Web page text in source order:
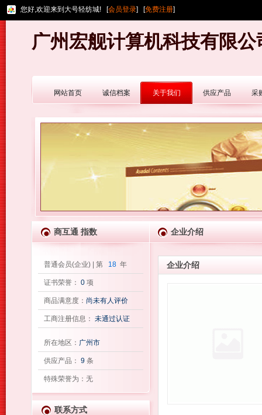
您好,欢迎来到大号轻纺城! [会员登录] [免费注册]
广州宏舰计算机科技有限公
网站首页 诚信档案 关于我们 供应产品 采
商互通 指数 企业介绍
普通会员(企业) | 第 18 年
证书荣誉： 0 项
商品满意度： 尚未有人评价
工商注册信息： 未通过认证
所在地区： 广州市
供应产品： 9 条
特殊荣誉为：无
联系方式
企业介绍